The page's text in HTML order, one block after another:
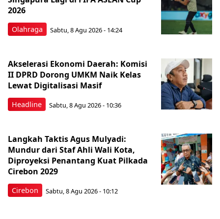
Olahraga
2026
Sabtu, 8 Agu 2026 - 14:24
Headline
Akselerasi Ekonomi Daerah: Komisi
II DPRD Dorong UMKM Naik Kelas
Lewat Digitalisasi Masif
Sabtu, 8 Agu 2026 - 10:36
Cirebon
Langkah Taktis Agus Mulyadi:
Mundur dari Staf Ahli Wali Kota,
Diproyeksi Penantang Kuat Pilkada
Cirebon 2029
Sabtu, 8 Agu 2026 - 10:12